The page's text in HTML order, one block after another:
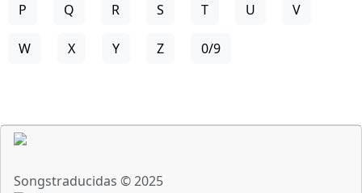
P Q R S T U V
W X Y Z 0/9
Songstraducidas © 2025